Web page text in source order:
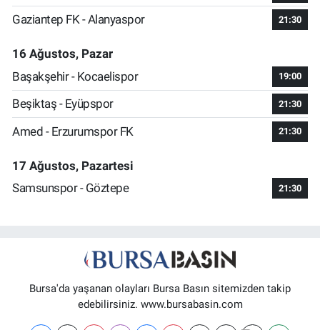
Gaziantep FK - Alanyaspor 21:30
16 Ağustos, Pazar
Başakşehir - Kocaelispor
19:00
Beşiktaş - Eyüpspor 21:30
Amed - Erzurumspor FK 21:30
17 Ağustos, Pazartesi
Samsunspor - Göztepe
21:30
Bursa'da yaşanan olayları Bursa Basın sitemizden takip
edebilirsiniz. www.bursabasin.com